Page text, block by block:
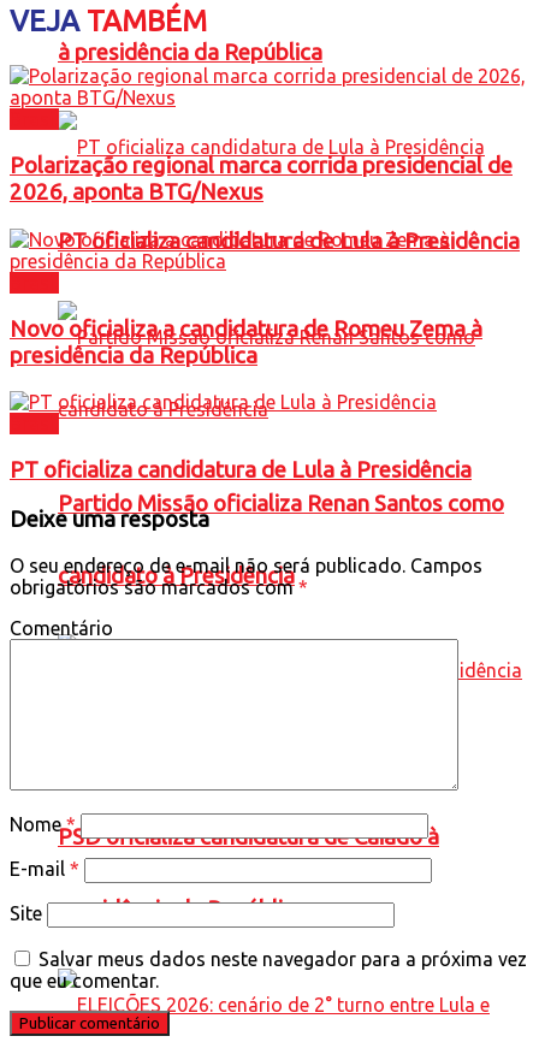
à presidência da República
PT oficializa candidatura de Lula à Presidência
Partido Missão oficializa Renan Santos como
candidato à Presidência
PSD oficializa candidatura de Caiado à
presidência da República
VEJATAMBÉM
Polarização regional marca corrida presidencial de
2026, aponta BTG/Nexus
Novo oficializa a candidatura de Romeu Zema à
presidência da República
PT oficializa candidatura de Lula à Presidência
Deixe uma resposta
O seu endereço de e-mail não será publicado. Campos
obrigatórios são marcados com*
Comentário
Nome*
E-mail *
Site
Salvar meus dados neste navegador para a próxima vez
que eu comentar.